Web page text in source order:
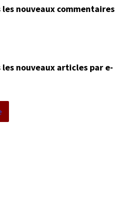
nouveaux commentaires
nouveaux articles par e-